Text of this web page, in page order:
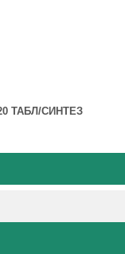
ТАБЛ/СИНТЕЗ